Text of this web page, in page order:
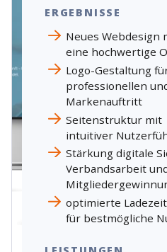
ERGEBNISSE
Neues Webdesign
eine hochwertige
Logo-Gestaltung
professionellen
Markenauftritt
Seitenstruktur mit
intuitiver
Stärkung digitale
Verbandsarbeit
optimierte
für bestmögliche